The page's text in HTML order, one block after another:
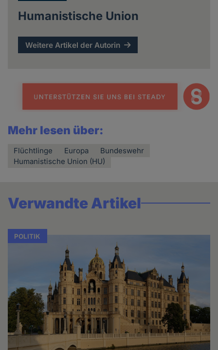
Humanistische Union
Weitere Artikel der Autorin
Mehr lesen über:
Flüchtlinge Europa
Bundeswehr
Humanistische Union (HU)
Verwandte Artikel
POLITIK